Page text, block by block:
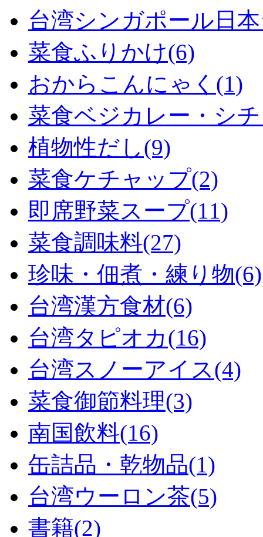
台湾シンガポール日
菜食ふりかけ(6)
おからこんにゃく(1)
菜食ベジカレー・シ
植物性だし(9)
菜食ケチャップ(2)
即席野菜スープ(11)
菜食調味料(27)
珍味・佃煮・練り物(6)
台湾漢方食材(6)
台湾タピオカ(16)
台湾スノーアイス(4)
菜食御節料理(3)
南国飲料(16)
缶詰品・乾物品(1)
台湾ウーロン茶(5)
書籍(2)